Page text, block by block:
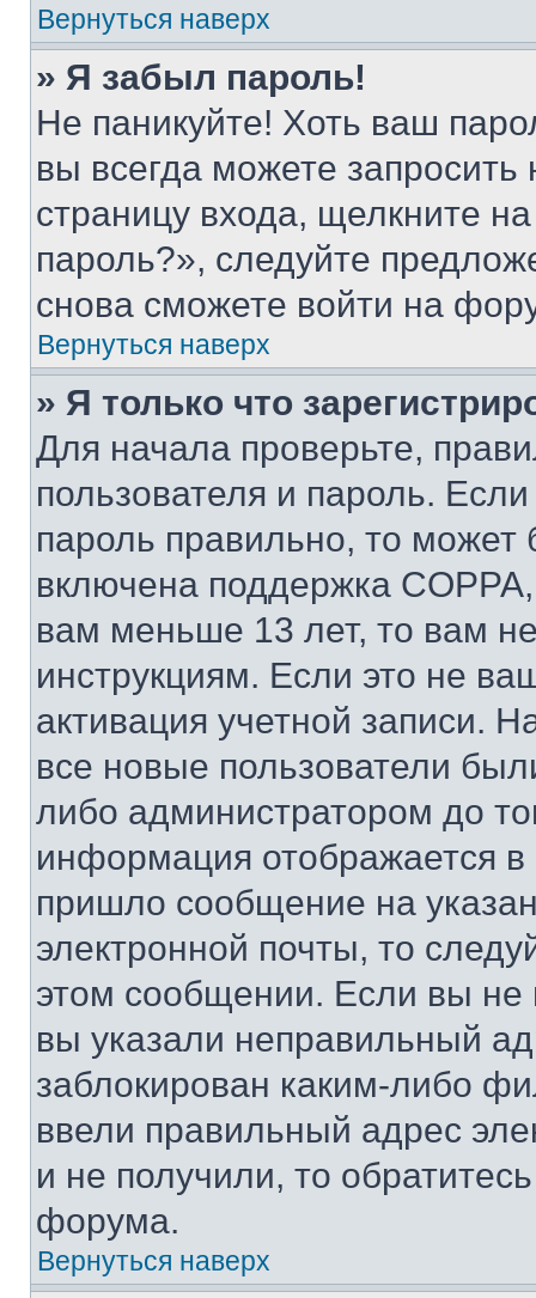
Вернуться наверх
» Я забыл пароль!
Не паникуйте! Хоть ваш
вы всегда можете
страницу входа, щелкните
пароль?», следуйте
снова сможете войти на
Вернуться наверх
» Я только что
Для начала проверьте,
пользователя и пароль.
пароль правильно, то может
включена поддержка
вам меньше 13 лет, то вам
инструкциям. Если это не
активация учетной записи.
все новые пользователи
либо администратором до
информация отображается
пришло сообщение на
электронной почты, то
этом сообщении. Если вы
вы указали неправильный
заблокирован каким-либо
ввели правильный адрес
и не получили, то
форума.
Вернуться наверх